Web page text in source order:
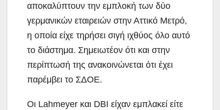
αποκαλύπτουν την εμπλοκή των δύο
γερμανικών εταιρειών στην Αττικό Μετρό,
η οποία είχε τηρήσει σιγή ιχθύος όλο αυτό
το διάστημα. Σημειωτέον ότι και στην
περίπτωσή της ανακοινώνεται ότι έχει
παρέμβει το ΣΔΟΕ.
Οι Lahmeyer και DBI είχαν εμπλακεί είτε